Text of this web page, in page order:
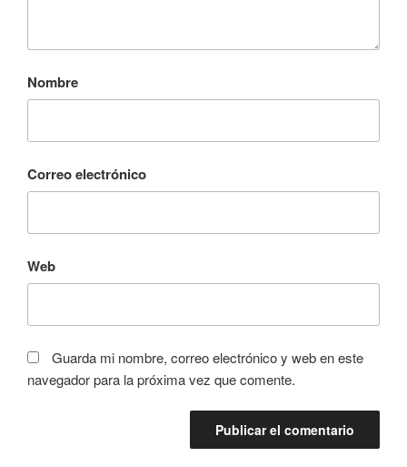
Nombre
Correo electrónico
Web
Guarda mi nombre, correo electrónico y web en este
navegador para la próxima vez que comente.